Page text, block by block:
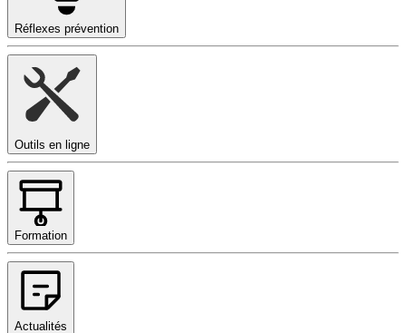
Réflexes prévention
Outils en ligne
Formation
Actualités